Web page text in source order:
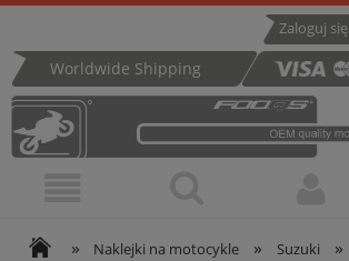
Zaloguj się
Worldwide Shipping
» Naklejki na motocykle » Suzuki »